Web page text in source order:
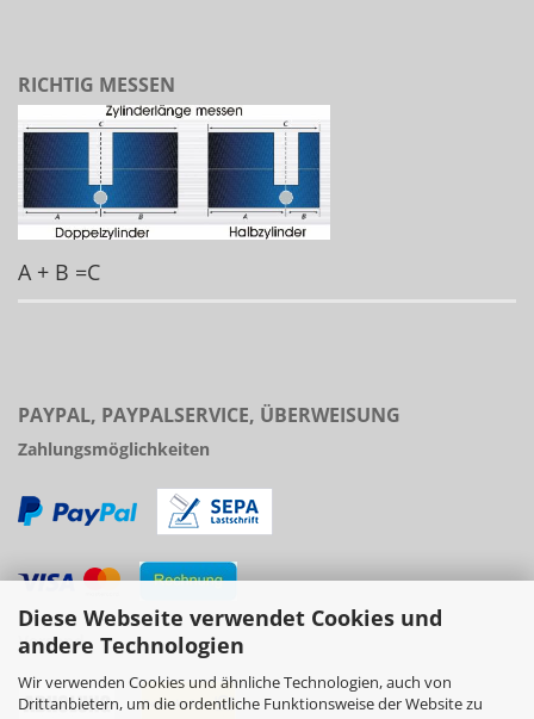
Diese Webseite verwendet Cookies und
andere Technologien
Wir verwenden Cookies und ähnliche Technologien, auch von
Drittanbietern, um die ordentliche Funktionsweise der Website zu
RICHTIG MESSEN
A + B =C
PAYPAL, PAYPALSERVICE, ÜBERWEISUNG
Zahlungsmöglichkeiten
Versand